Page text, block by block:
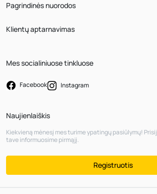
Pagrindinės nuorodos
Klientų aptarnavimas
Mes socialiniuose tinkluose
Facebook Instagram
Naujienlaiškis
Kiekvieną mėnesį mes turime ypatingų pasiūlymų!
tave informuosime pirmąjį.
Registruotis